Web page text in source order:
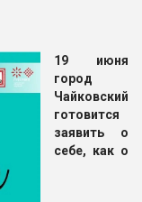
19 июня
город
Чайковский
готовится
заявить о
себе, как о